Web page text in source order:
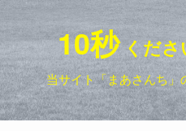
10秒くださ
当サイト「まあさんち」